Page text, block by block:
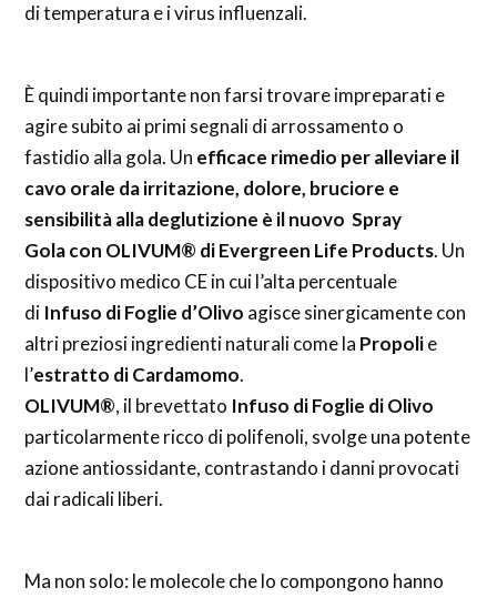
di temperatura e i virus influenzali.
È quindi importante non farsi trovare impreparati e
agire subito ai primi segnali di arrossamento o
fastidio alla gola. Un efficace rimedio per alleviare il
cavo orale da irritazione, dolore, bruciore e
sensibilità alla deglutizione è il nuovo Spray
Gola con OLIVUM® di Evergreen Life Products. Un
dispositivo medico CE in cui l’alta percentuale
di Infuso di Foglie d’Olivo agisce sinergicamente con
altri preziosi ingredienti naturali come la Propolie
l’estratto di Cardamomo.
OLIVUM®, il brevettato Infuso di Foglie di Olivo
particolarmente ricco di polifenoli, svolge una potente
azione antiossidante, contrastando i danni provocati
dai radicali liberi.
Ma non solo: le molecole che lo compongono hanno